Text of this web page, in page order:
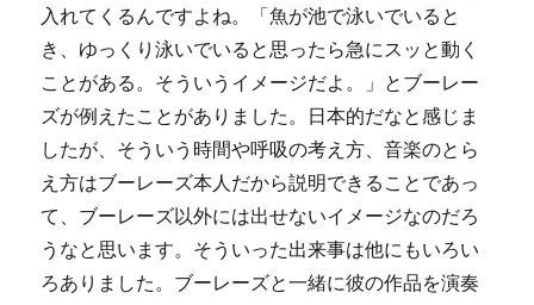
入れてくるんですよね。「魚が池で泳いでいると
き、ゆっくり泳いでいると思ったら急にスッと動く
ことがある。そういうイメージだよ。」とブーレー
ズが例えたことがありました。日本的だなと感じま
したが、そういう時間や呼吸の考え方、音楽のとら
え方はブーレーズ本人だから説明できることであっ
て、ブーレーズ以外には出せないイメージなのだろ
うなと思います。そういった出来事は他にもいろい
ろありました。ブーレーズと一緒に彼の作品を演奏